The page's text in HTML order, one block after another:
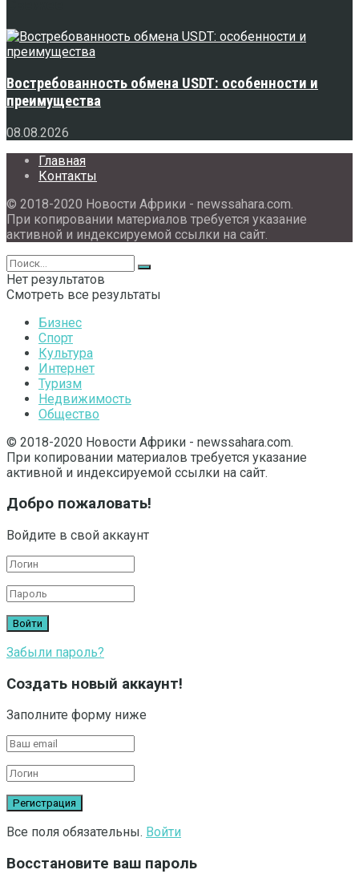
Востребованность обмена USDT: особенности и
преимущества
08.08.2026
Главная
Контакты
© 2018-2020 Новости Африки - newssahara.com.
При копировании материалов требуется указание
активной и индексируемой ссылки на сайт.
Нет результатов
Смотреть все результаты
Бизнес
Спорт
Культура
Интернет
Туризм
Недвижимость
Общество
© 2018-2020 Новости Африки - newssahara.com.
При копировании материалов требуется указание
активной и индексируемой ссылки на сайт.
Добро пожаловать!
Войдите в свой аккаунт
Забыли пароль?
Создать новый аккаунт!
Заполните форму ниже
Все поля обязательны. Войти
Восстановите ваш пароль